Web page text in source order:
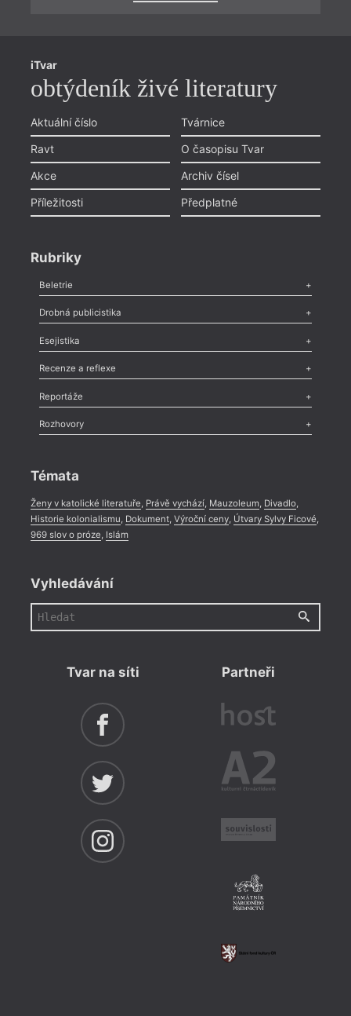
iTvar
obtýdeník živé literatury
Aktuální číslo
Ravt
Akce
Příležitosti
Tvárnice
O časopisu Tvar
Archiv čísel
Předplatné
Rubriky
Beletrie
Poezie,Próza,Dokumenty
Drobná publicistika
Odlesk
Nekrolog,Glosa,Sloupek,Pozvánka,Literární soutěž,
Esejistika
Esej , Pádlo,Úvaha
Recenze a reflexe
Recenze
Méně slov o próze,Celá rubrika
Reportáže
Literární zítřky
Celá rubrika
Rozhovory
Témata
Ženy v katolické literatuře, Právě vychází, Mauzoleum, Divadlo,
Historie kolonialismu, Dokument, Výroční ceny, Útvary Sylvy Ficové,
969 slov o próze, Islám
Vyhledávání
Tvar na síti Partneři